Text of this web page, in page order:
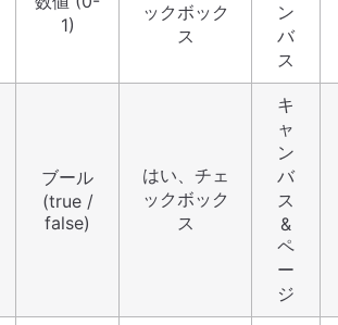
1)
ックボック
ス
ン
バ
ス
ブール
(true /
false)
はい、チェ
ックボック
ス
キ
ャ
ン
バ
ス
&
ペ
ー
ジ